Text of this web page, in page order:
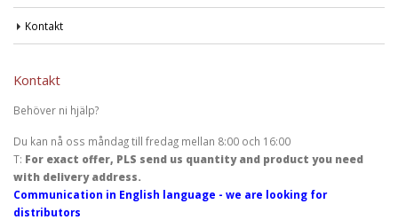
Kontakt
Kontakt
Behöver ni hjälp?
Du kan nå oss måndag till fredag mellan 8:00 och 16:00
T: For exact offer, PLS send us quantity and product you need
with delivery address.
Communication in English language - we are looking for
distributors